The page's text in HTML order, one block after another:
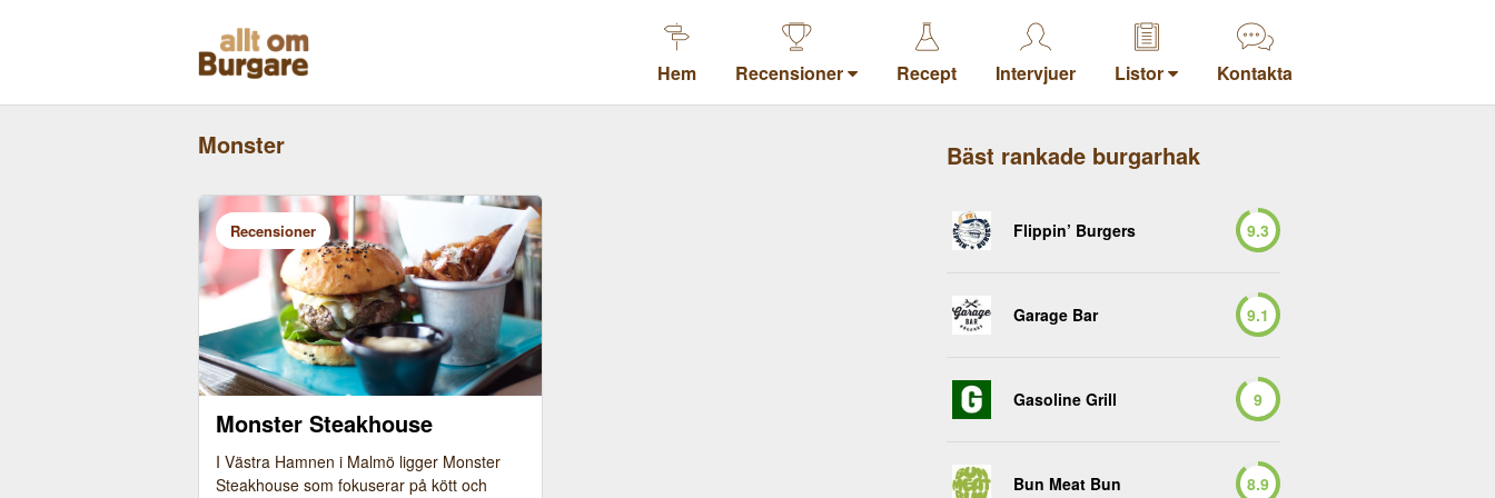
Hem Recensioner Recept Intervjuer Listor Kontakta
Monster
Recensioner
Monster Steakhouse
I Västra Hamnen i Malmö ligger Monster
Steakhouse som fokuserar på kött och
Bäst rankade burgarhak
Flippin’ Burgers 9.3
Garage Bar 9.1
Gasoline Grill 9
Bun Meat Bun 8.9